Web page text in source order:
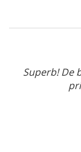
Superb! De